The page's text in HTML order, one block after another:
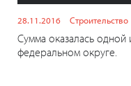
28.11.2016 Строительство
Сумма оказалась
федеральном округе.